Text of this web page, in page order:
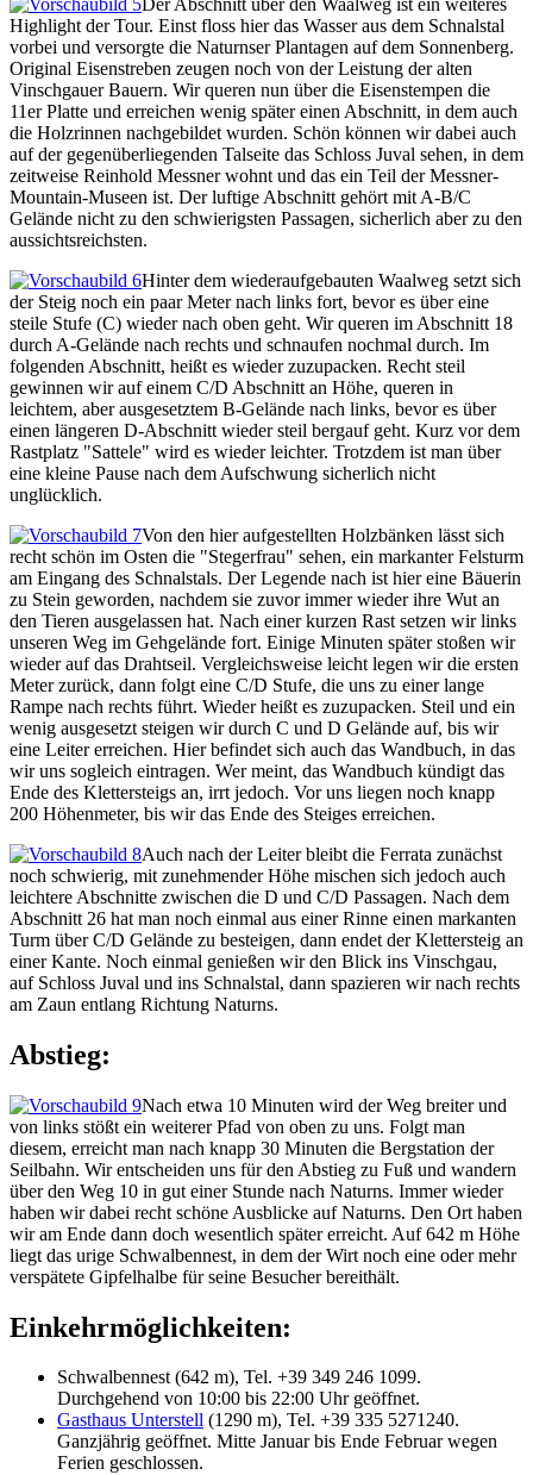
Highlight der Tour. Einst floss hier das Wasser aus dem Schnalstal
vorbei und versorgte die Naturnser Plantagen auf dem Sonnenberg.
Original Eisenstreben zeugen noch von der Leistung der alten
Vinschgauer Bauern. Wir queren nun über die Eisenstempen die
11er Platte und erreichen wenig später einen Abschnitt, in dem auch
die Holzrinnen nachgebildet wurden. Schön können wir dabei auch
auf der gegenüberliegenden Talseite das Schloss Juval sehen, in dem
zeitweise Reinhold Messner wohnt und das ein Teil der Messner-
Mountain-Museen ist. Der luftige Abschnitt gehört mit A-B/C
Gelände nicht zu den schwierigsten Passagen, sicherlich aber zu den
aussichtsreichsten.
Hinter dem wiederaufgebauten Waalweg setzt sich
der Steig noch ein paar Meter nach links fort, bevor es über eine
steile Stufe (C) wieder nach oben geht. Wir queren im Abschnitt 18
durch A-Gelände nach rechts und schnaufen nochmal durch. Im
folgenden Abschnitt, heißt es wieder zuzupacken. Recht steil
gewinnen wir auf einem C/D Abschnitt an Höhe, queren in
leichtem, aber ausgesetztem B-Gelände nach links, bevor es über
einen längeren D-Abschnitt wieder steil bergauf geht. Kurz vor dem
Rastplatz "Sattele" wird es wieder leichter. Trotzdem ist man über
eine kleine Pause nach dem Aufschwung sicherlich nicht
unglücklich.
Von den hier aufgestellten Holzbänken lässt sich
recht schön im Osten die "Stegerfrau" sehen, ein markanter Felsturm
am Eingang des Schnalstals. Der Legende nach ist hier eine Bäuerin
zu Stein geworden, nachdem sie zuvor immer wieder ihre Wut an
den Tieren ausgelassen hat. Nach einer kurzen Rast setzen wir links
unseren Weg im Gehgelände fort. Einige Minuten später stoßen wir
wieder auf das Drahtseil. Vergleichsweise leicht legen wir die ersten
Meter zurück, dann folgt eine C/D Stufe, die uns zu einer lange
Rampe nach rechts führt. Wieder heißt es zuzupacken. Steil und ein
wenig ausgesetzt steigen wir durch C und D Gelände auf, bis wir
eine Leiter erreichen. Hier befindet sich auch das Wandbuch, in das
wir uns sogleich eintragen. Wer meint, das Wandbuch kündigt das
Ende des Klettersteigs an, irrt jedoch. Vor uns liegen noch knapp
200 Höhenmeter, bis wir das Ende des Steiges erreichen.
Auch nach der Leiter bleibt die Ferrata zunächst
noch schwierig, mit zunehmender Höhe mischen sich jedoch auch
leichtere Abschnitte zwischen die D und C/D Passagen. Nach dem
Abschnitt 26 hat man noch einmal aus einer Rinne einen markanten
Turm über C/D Gelände zu besteigen, dann endet der Klettersteig an
einer Kante. Noch einmal genießen wir den Blick ins Vinschgau,
auf Schloss Juval und ins Schnalstal, dann spazieren wir nach rechts
am Zaun entlang Richtung Naturns.
Abstieg:
Nach etwa 10 Minuten wird der Weg breiter und
von links stößt ein weiterer Pfad von oben zu uns. Folgt man
diesem, erreicht man nach knapp 30 Minuten die Bergstation der
Seilbahn. Wir entscheiden uns für den Abstieg zu Fuß und wandern
über den Weg 10 in gut einer Stunde nach Naturns. Immer wieder
haben wir dabei recht schöne Ausblicke auf Naturns. Den Ort haben
wir am Ende dann doch wesentlich später erreicht. Auf 642 m Höhe
liegt das urige Schwalbennest, in dem der Wirt noch eine oder mehr
verspätete Gipfelhalbe für seine Besucher bereithält.
Einkehrmöglichkeiten:
Schwalbennest (642 m), Tel. +39 349 246 1099.
Durchgehend von 10:00 bis 22:00 Uhr geöffnet.
Gasthaus Unterstell (1290 m), Tel. +39 335 5271240.
Ganzjährig geöffnet. Mitte Januar bis Ende Februar wegen
Ferien geschlossen.